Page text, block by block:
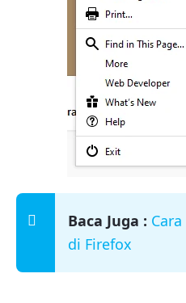
Baca Juga :
di Firefox